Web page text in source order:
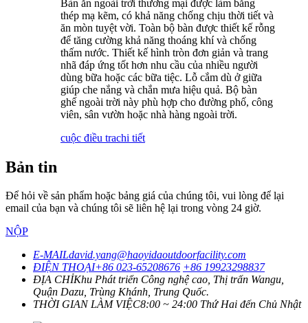
Bàn ăn ngoài trời thương mại được làm bằng
thép mạ kẽm, có khả năng chống chịu thời tiết và
ăn mòn tuyệt vời. Toàn bộ bàn được thiết kế rỗng
để tăng cường khả năng thoáng khí và chống
thấm nước. Thiết kế hình tròn đơn giản và trang
nhã đáp ứng tốt hơn nhu cầu của nhiều người
dùng bữa hoặc các bữa tiệc. Lỗ cắm dù ở giữa
giúp che nắng và chắn mưa hiệu quả. Bộ bàn
ghế ngoài trời này phù hợp cho đường phố, công
viên, sân vườn hoặc nhà hàng ngoài trời.
cuộc điều trachi tiết
Bản tin
Để hỏi về sản phẩm hoặc bảng giá của chúng tôi, vui lòng để lại
email của bạn và chúng tôi sẽ liên hệ lại trong vòng 24 giờ.
NỘP
E-MAILdavid.yang@haoyidaoutdoorfacility.com
ĐIỆN THOẠI+86 023-65208676 +86 19923298837
ĐỊA CHỈKhu Phát triển Công nghệ cao, Thị trấn Wangu,
Quận Dazu, Trùng Khánh, Trung Quốc.
THỜI GIAN LÀM VIỆC8:00 ~ 24:00 Thứ Hai đến Chủ Nhật